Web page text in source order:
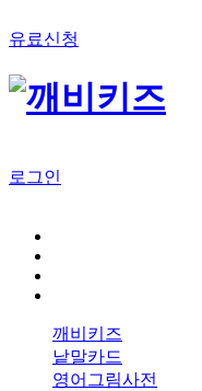
유료신청
로그인
깨비키즈
낱말카드
영어그림사전